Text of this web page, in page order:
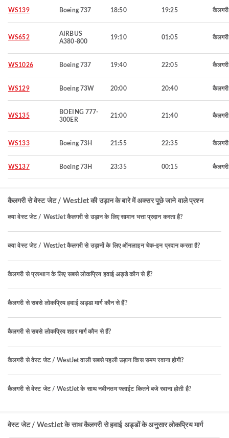
WS139 Boeing 737 18:50 19:25 कैलगरी
WS652
AIRBUS
A380-800
19:10 01:05 कैलगरी
WS1026 Boeing 737 19:40 22:05 कैलगरी
WS129 Boeing 73W 20:00 20:40 कैलगरी
WS135
BOEING 777-
300ER
21:00 21:40 कैलगरी
WS133 Boeing 73H 21:55 22:35 कैलगरी
WS137 Boeing 73H 23:35 00:15 कैलगरी
कैलगरी से वेस्ट जेट / WestJet की उड़ान के बारे में अक्सर पूछे जाने वाले प्रश्न
क्या वेस्ट जेट / WestJet कैलगरी से उड़ान के लिए सामान भत्ता प्रदान करता है?
क्या वेस्ट जेट / WestJet कैलगरी से उड़ानों के लिए ऑनलाइन चेक-इन प्रदान करता है?
कैलगरी से प्रस्थान के लिए सबसे लोकप्रिय हवाई अड्डे कौन से हैं?
कैलगरी से सबसे लोकप्रिय हवाई अड्डा मार्ग कौन से हैं?
कैलगरी से सबसे लोकप्रिय शहर मार्ग कौन से हैं?
कैलगरी से वेस्ट जेट / WestJet वाली सबसे पहली उड़ान किस समय रवाना होगी?
कैलगरी से वेस्ट जेट / WestJet के साथ नवीनतम फ्लाईट कितने बजे रवाना होती है?
वेस्ट जेट / WestJet के साथ कैलगरी से हवाई अड्डों के अनुसार लोकप्रिय मार्ग